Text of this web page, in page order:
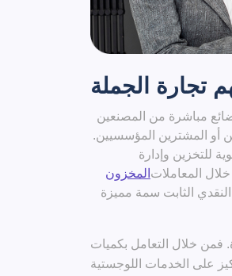
تجارة الجملة
مباشرة من المصنعين
أو المشترين المؤسسيين.
للتخزين وإدارة
المخزون المعاملات
النقدي الثابت سمة مميزة
فمن خلال التعامل بكميات
على الخدمات اللوجستية